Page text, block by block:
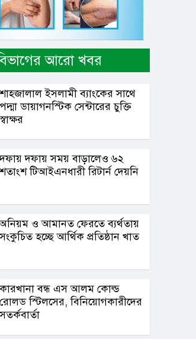
আরো খবর
শাহ্জালাল ইসলামী ব্যাংকের সাথে
পদ্মা ডায়াগনস্টিক সেন্টারের চুক্তি
স্বাক্ষর
দফায় দফায় সময় বাড়ালেও ৬২
শতাংশ টিআইএনধারী রিটার্ন দেয়নি
অনিয়ম ও আমানত ফেরতে ব্যর্থতায়
সংকুচিত হচ্ছে আর্থিক প্রতিষ্ঠান খাত
কারখানা বন্ধ এস আলম কোল্ড
রোলড স্টিলসের, বিনিয়োগকারীদের
সতর্কবার্তা